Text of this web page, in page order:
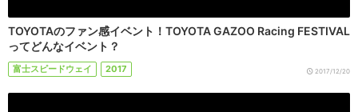
TOYOTAのファン感イベント！TOYOTA GAZOO Racing FESTIVAL
ってどんなイベント？
富士スピードウェイ 2017 2017/12/20